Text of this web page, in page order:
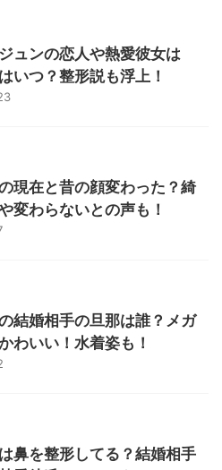
ュンの恋人や熱愛彼女は
いつ？整形説も浮上！
現在と昔の顔変わった？綺
変わらないとの声も！
結婚相手の旦那は誰？メガ
わいい！水着姿も！
鼻を整形してる？結婚相手